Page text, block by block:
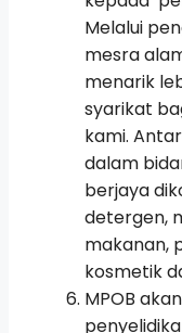
Melalui
mesra
menarik
syarikat
kami.
dalam
berjaya
detergen,
makanan,
kosmetik
MPOB